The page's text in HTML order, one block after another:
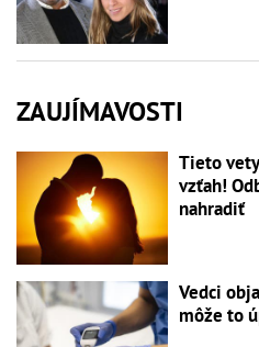
ZAUJÍMAVOSTI
Tieto
vzťah!
nahradiť
Vedci
môže to